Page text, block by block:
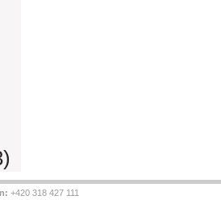
+420 318 427 111